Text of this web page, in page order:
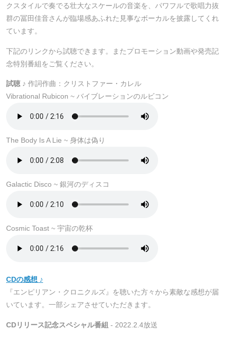
クスタイルで奏でる壮大なスケールの音楽を、パワフルで歌唱力抜
群の冨田佳音さんが臨場感あふれた見事なボーカルを披露してくれ
ています。
下記のリンクから試聴できます。またプロモーション動画や発売記
念特別番組をご覧ください。
試聴 ♪ 作詞作曲：クリストファー・カレル
Vibrational Rubicon ~ バイブレーションのルビコン
The Body Is A Lie ~ 身体は偽り
Galactic Disco ~ 銀河のディスコ
Cosmic Toast ~ 宇宙の乾杯
CDの感想 ♪
『エンピリアン・クロニクルズ』を聴いた方々から素敵な感想が届
いています。一部シェアさせていただきます。
CDリリース記念スペシャル番組 - 2022.2.4放送